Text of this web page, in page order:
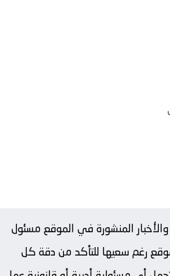
المنشورة في الموقع مسئول
رغم سعيها للتأكد من دقة كل